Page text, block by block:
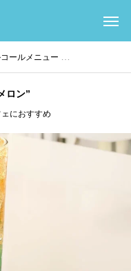
ールメニュー カフェにおすすめ
ロン”
ェにおすすめ